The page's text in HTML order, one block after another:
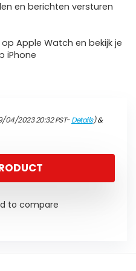
en berichten versturen
Apple Watch en bekijk je
iPhone
04/2023 20:32 PST-Details)&
to compare